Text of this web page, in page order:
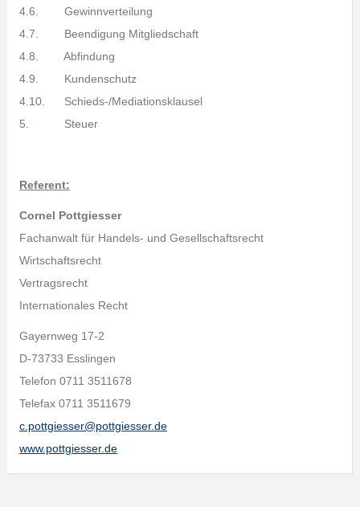
4.6. Gewinnverteilung
4.7. Beendigung Mitgliedschaft
4.8. Abfindung
4.9. Kundenschutz
4.10. Schieds-/Mediationsklausel
5. Steuer
Referent:
Cornel Pottgiesser
Fachanwalt für Handels- und Gesellschaftsrecht
Wirtschaftsrecht
Vertragsrecht
Internationales Recht
Gayernweg 17-2
D-73733 Esslingen
Telefon 0711 3511678
Telefax 0711 3511679
c.pottgiesser@pottgiesser.de
www.pottgiesser.de